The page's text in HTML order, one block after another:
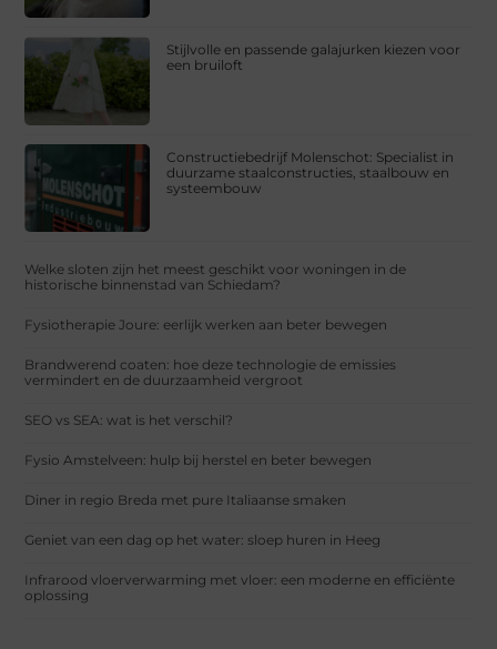
Stijlvolle en passende galajurken kiezen voor
een bruiloft
Constructiebedrijf Molenschot: Specialist in
duurzame staalconstructies, staalbouw en
systeembouw
Welke sloten zijn het meest geschikt voor woningen in de
historische binnenstad van Schiedam?
Fysiotherapie Joure: eerlijk werken aan beter bewegen
Brandwerend coaten: hoe deze technologie de emissies
vermindert en de duurzaamheid vergroot
SEO vs SEA: wat is het verschil?
Fysio Amstelveen: hulp bij herstel en beter bewegen
Diner in regio Breda met pure Italiaanse smaken
Geniet van een dag op het water: sloep huren in Heeg
Infrarood vloerverwarming met vloer: een moderne en efficiënte
oplossing